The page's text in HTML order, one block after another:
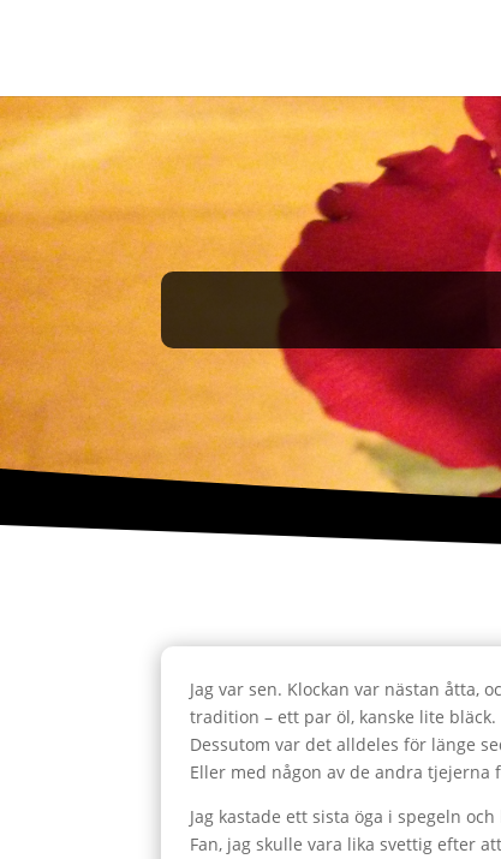
Jag var sen. Klockan var nästan åtta,
tradition – ett par öl, kanske lite
Dessutom var det alldeles för länge
Eller med någon av de andra tjejerna
Jag kastade ett sista öga i spegeln
Fan, jag skulle vara lika svettig efter